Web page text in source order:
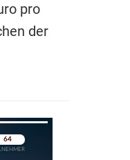
pro
der